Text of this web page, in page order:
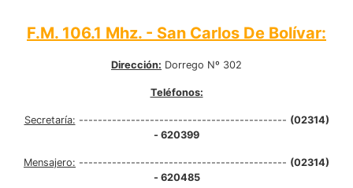
F.M. 106.1 Mhz. - San Carlos De Bolívar:
Dirección: Dorrego Nº 302
Teléfonos:
Secretaría: -------------------------------------------- (02314)
- 620399
Mensajero: -------------------------------------------- (02314)
- 620485